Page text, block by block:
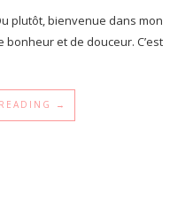
plutôt, bienvenue dans mon
et de douceur. C’est
→